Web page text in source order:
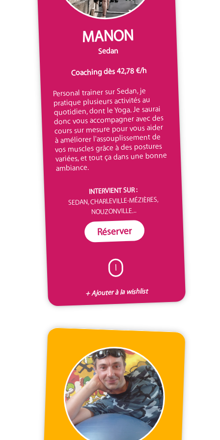
MANON
Sedan
Coaching dès 42,78 €/h
Personal trainer sur Sedan, je
pratique plusieurs activités au
quotidien, dont le Yoga. Je saurai
donc vous accompagner avec des
cours sur mesure pour vous aider
à améliorer l'assouplissement de
vos muscles grâce à des postures
variées, et tout ça dans une bonne
ambiance.
INTERVIENT SUR :
SEDAN, CHARLEVILLE-MÉZIÈRES,
NOUZONVILLE...
Réserver
I
+ Ajouter à la wishlist